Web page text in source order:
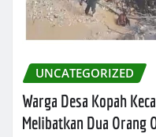
UNCATEGORIZED
Warga Desa Kopah
Melibatkan Dua Orang